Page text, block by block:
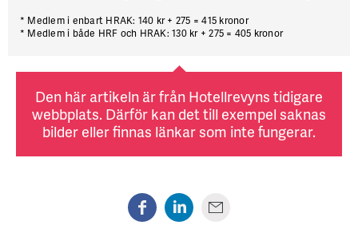
* Medlem i enbart HRAK: 140 kr + 275 = 415 kronor
* Medlem i både HRF och HRAK: 130 kr + 275 = 405 kronor
Den här artikeln är från Hotellrevyns tidigare
webbplats. Därför kan det till exempel saknas
bilder eller finnas länkar som inte fungerar.